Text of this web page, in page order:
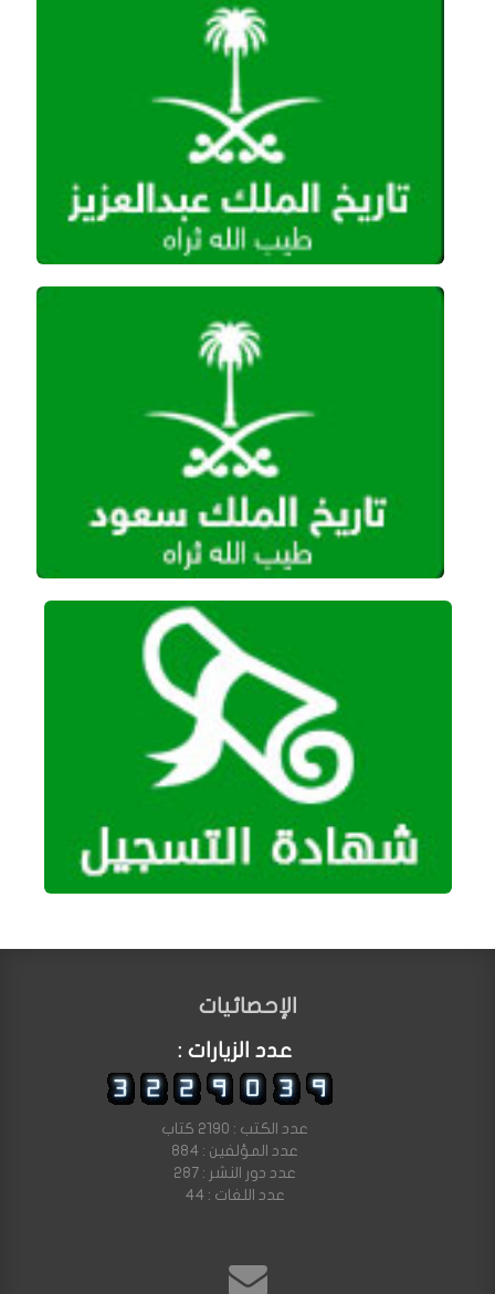
الإحصائيات
عدد الزيارات :
عدد الكتب : 2190 كتاب
عدد المؤلفين : 884
عدد دور النشر : 287
عدد اللغات : 44